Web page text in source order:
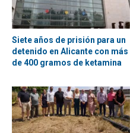
Siete años de prisión para un
detenido en Alicante con más
de 400 gramos de ketamina